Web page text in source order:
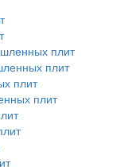
плит
плит
плит
плит